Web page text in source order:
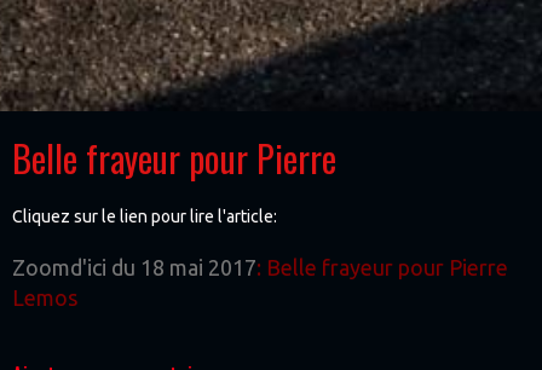
Belle frayeur pour Pierre
Cliquez sur le lien pour lire l'article:
Zoomd'ici du 18 mai 2017: Belle frayeur pour Pierre
Lemos